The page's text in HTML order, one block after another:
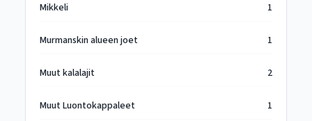
Mikkeli 1
Murmanskin alueen joet 1
Muut kalalajit 2
Muut Luontokappaleet 1